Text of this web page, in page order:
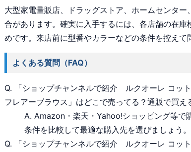
大型家電量販店、ドラッグストア、ホームセンタ
合があります。確実に入手するには、各店舗の在
めです。来店前に型番やカラーなどの条件を控えて
よくある質問（FAQ）
Q. 「ショップチャンネルで紹介 ルクオーレ コッ
フレアーブラウス」はどこで売ってる？通販で買え
A. Amazon・楽天・Yahoo!ショッピング等で
条件を比較して最適な購入先を選びましょう。
Q. 「ショップチャンネルで紹介 ルクオーレ コッ